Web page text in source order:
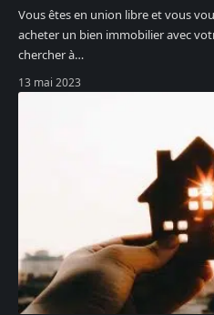
Vous êtes en union libre et vous
acheter un bien immobilier avec
chercher à…
13 mai 2023